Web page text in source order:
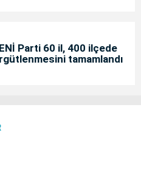
Parti 60 il, 400 ilçede
tamamlandı